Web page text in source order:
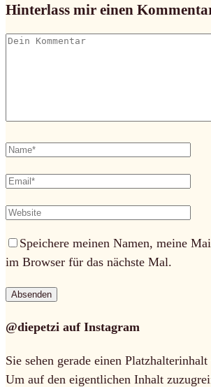
Hinterlass mir einen
Speichere meinen Namen, meine
im Browser für das nächste Mal.
@diepetzi auf Instagram
Sie sehen gerade einen Platzhalterinhalt
Um auf den eigentlichen Inhalt